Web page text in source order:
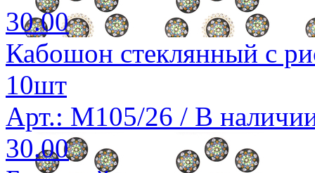
30.00
Кабошон стеклянный с
10шт
Арт.: M105/26 / В
30.00